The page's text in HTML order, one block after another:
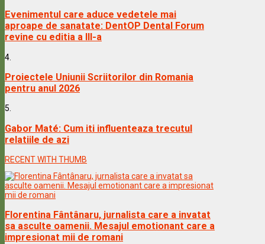
Evenimentul care aduce vedetele mai
aproape de sanatate: DentOP Dental Forum
revine cu editia a III-a
4.
Proiectele Uniunii Scriitorilor din Romania
pentru anul 2026
5.
Gabor Maté: Cum iti influenteaza trecutul
relatiile de azi
RECENT WITH THUMB
Florentina Fântânaru, jurnalista care a invatat
sa asculte oamenii. Mesajul emotionant care a
impresionat mii de romani